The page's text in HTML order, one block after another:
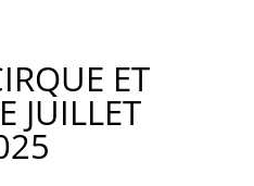
ET
JUILLET